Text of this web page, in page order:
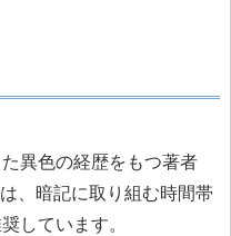
異色の経歴をもつ著者
、暗記に取り組む時間帯
しています。